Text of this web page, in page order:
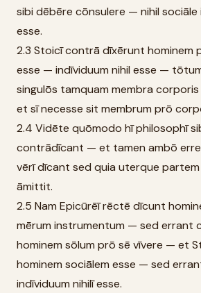
sibi dēbēre cōnsulere — nihil sociāle
esse.
2.3 Stoicī contrā dīxērunt hominem
esse — indīviduum nihil esse —
singulōs tamquam membra
et sī necesse sit membrum prō
2.4 Vidēte quōmodo hī philosophī
contrādīcant — et tamen ambō
vērī dīcant sed quia uterque
āmittit.
2.5 Nam Epicūrēī rēctē dīcunt
mērum instrumentum — sed errant
hominem sōlum prō sē vīvere — et
hominem sociālem esse — sed
indīviduum nihilī esse.